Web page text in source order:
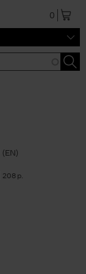
0
(EN)
208